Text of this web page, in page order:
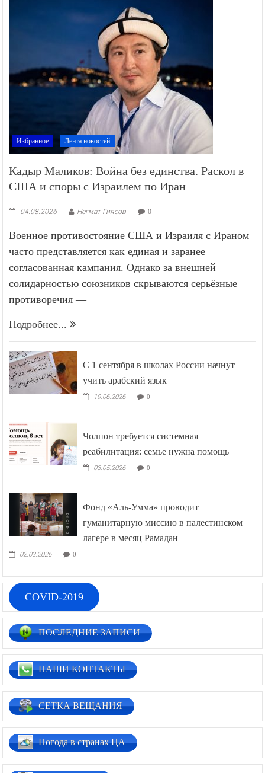
Избранное Лента новостей
Кадыр Маликов: Война без единства. Раскол в
США и споры с Израилем по Иран
04.08.2026 Негмат Гиясов 0
Военное противостояние США и Израиля с Ираном
часто представляется как единая и заранее
согласованная кампания. Однако за внешней
солидарностью союзников скрываются серьёзные
противоречия —
Подробнее...
С 1 сентября в школах России начнут
учить арабский язык
19.06.2026 0
Чолпон требуется системная
реабилитация: семье нужна помощь
03.05.2026 0
Фонд «Аль-Умма» проводит
гуманитарную миссию в палестинском
лагере в месяц Рамадан
02.03.2026 0
COVID-2019
ПОСЛЕДНИЕ ЗАПИСИ
НАШИ КОНТАКТЫ
СЕТКА ВЕЩАНИЯ
Погода в странах ЦА